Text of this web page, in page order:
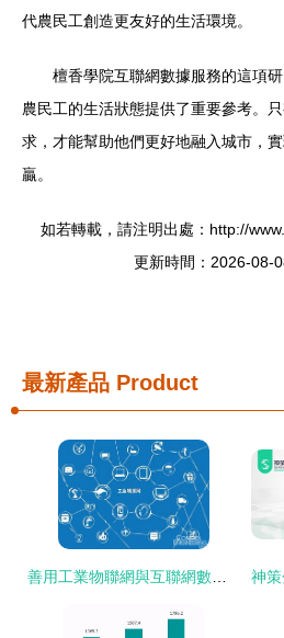
代農民工創造更友好的生活環境。
檀香學院互聯網數據服務的這項
農民工的生活狀態提供了重要參考。
求，才能幫助他們更好地融入城市，
贏。
如若轉載，請注明出處：http://
更新時間：2026-08-
最新產品 Product